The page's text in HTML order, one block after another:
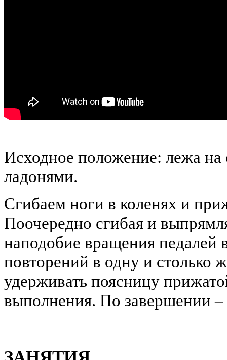
Исходное положение: лежа
ладонями.
Сгибаем ноги в коленях и
Поочередно сгибая и
наподобие вращения
повторений в одну и столько
удерживать поясницу
выполнения. По завершении –